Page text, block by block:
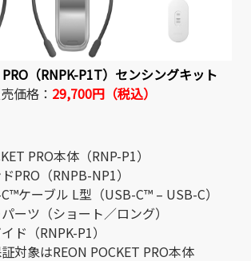
PRO（RNPK-P1T）センシングキット
価格： 29,700円（税込）
PRO本体（RNP-P1）
（RNPB-NP1）
ーブル L型（USB-C™ – USB-C）
ツ（ショート／ロング）
（RNPK-P1）
象はREON POCKET PRO本体